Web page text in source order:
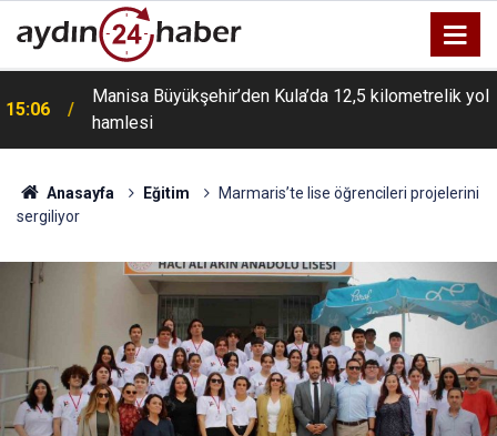
15:06
Manisa Büyükşehir’den Kula’da 12,5 kilometrelik yol
hamlesi
Anasayfa Eğitim
Marmaris’te lise öğrencileri projelerini
sergiliyor